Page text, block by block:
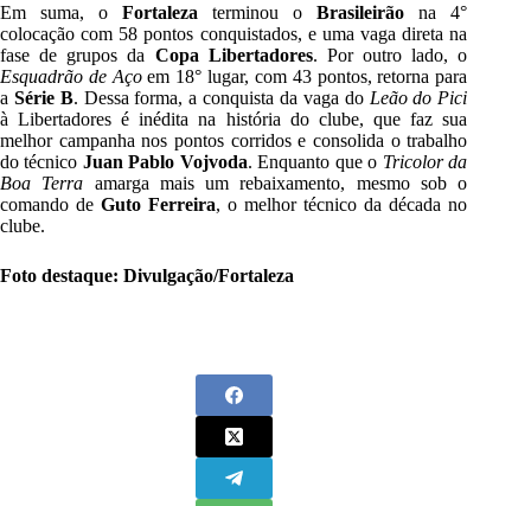
Em suma, oFortaleza terminou oBrasileirão na 4°
colocação com 58 pontos conquistados, e uma vaga direta na
fase de grupos da Copa Libertadores. Por outro lado, o
Esquadrão de Açoem 18° lugar, com 43 pontos, retorna para
a Série B. Dessa forma, a conquista da vaga do Leão do Pici
à Libertadores é inédita na história do clube, que faz sua
melhor campanha nos pontos corridos e consolida o trabalho
do técnico Juan Pablo Vojvoda. Enquanto que o Tricolor da
Boa Terra amarga mais um rebaixamento, mesmo sob o
comando deGuto Ferreira, o melhor técnico da década no
clube.
Foto destaque: Divulgação/Fortaleza